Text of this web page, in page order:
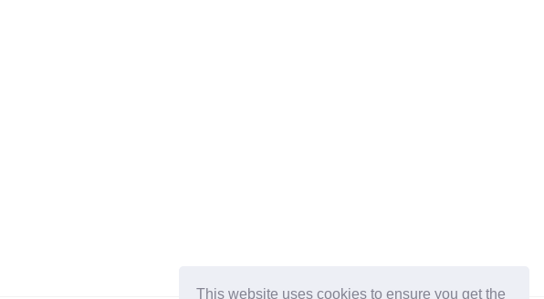
This website uses cookies to ensure you get the